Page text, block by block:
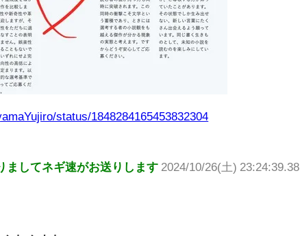
status/1848284165453832304
ましてネギ速がお送りします 2024/10/26(土) 23:24:39.38